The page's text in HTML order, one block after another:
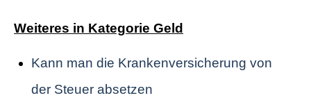
Weiteres in Kategorie Geld
Kann man die Krankenversicherung von
der Steuer absetzen